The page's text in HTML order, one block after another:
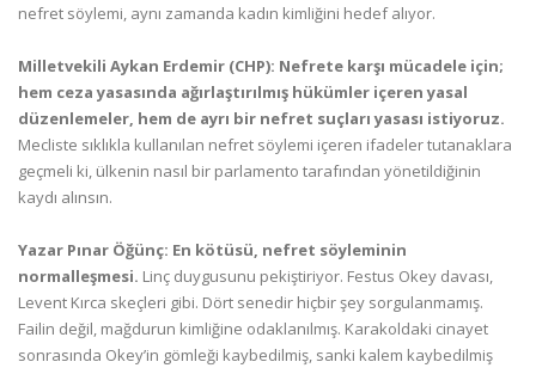
nefret söylemi, aynı zamanda kadın kimliğini hedef alıyor.
Milletvekili Aykan Erdemir (CHP): Nefrete karşı mücadele için;
hem ceza yasasında ağırlaştırılmış hükümler içeren yasal
düzenlemeler, hem de ayrı bir nefret suçları yasası istiyoruz.
Mecliste sıklıkla kullanılan nefret söylemi içeren ifadeler tutanaklara
geçmeli ki, ülkenin nasıl bir parlamento tarafından yönetildiğinin
kaydı alınsın.
Yazar Pınar Öğünç: En kötüsü, nefret söyleminin
normalleşmesi. Linç duygusunu pekiştiriyor. Festus Okey davası,
Levent Kırca skeçleri gibi. Dört senedir hiçbir şey sorgulanmamış.
Failin değil, mağdurun kimliğine odaklanılmış. Karakoldaki cinayet
sonrasında Okey’in gömleği kaybedilmiş, sanki kalem kaybedilmiş